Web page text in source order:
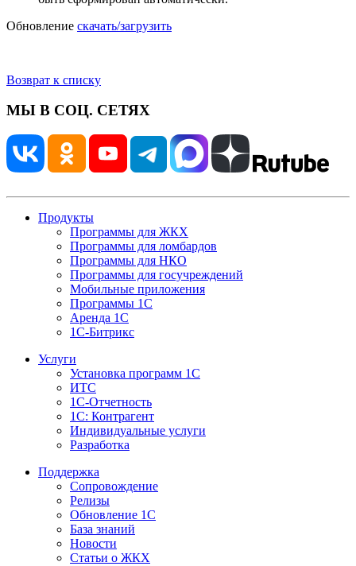
Обновление скачать/загрузить
Возврат к списку
МЫ В СОЦ. СЕТЯХ
Продукты
Программы для ЖКХ
Программы для ломбардов
Программы для НКО
Программы для госучреждений
Мобильные приложения
Программы 1С
Аренда 1С
1С-Битрикс
Услуги
Установка программ 1С
ИТС
1С-Отчетность
1С: Контрагент
Индивидуальные услуги
Разработка
Поддержка
Сопровождение
Релизы
Обновление 1С
База знаний
Новости
Статьи о ЖКХ